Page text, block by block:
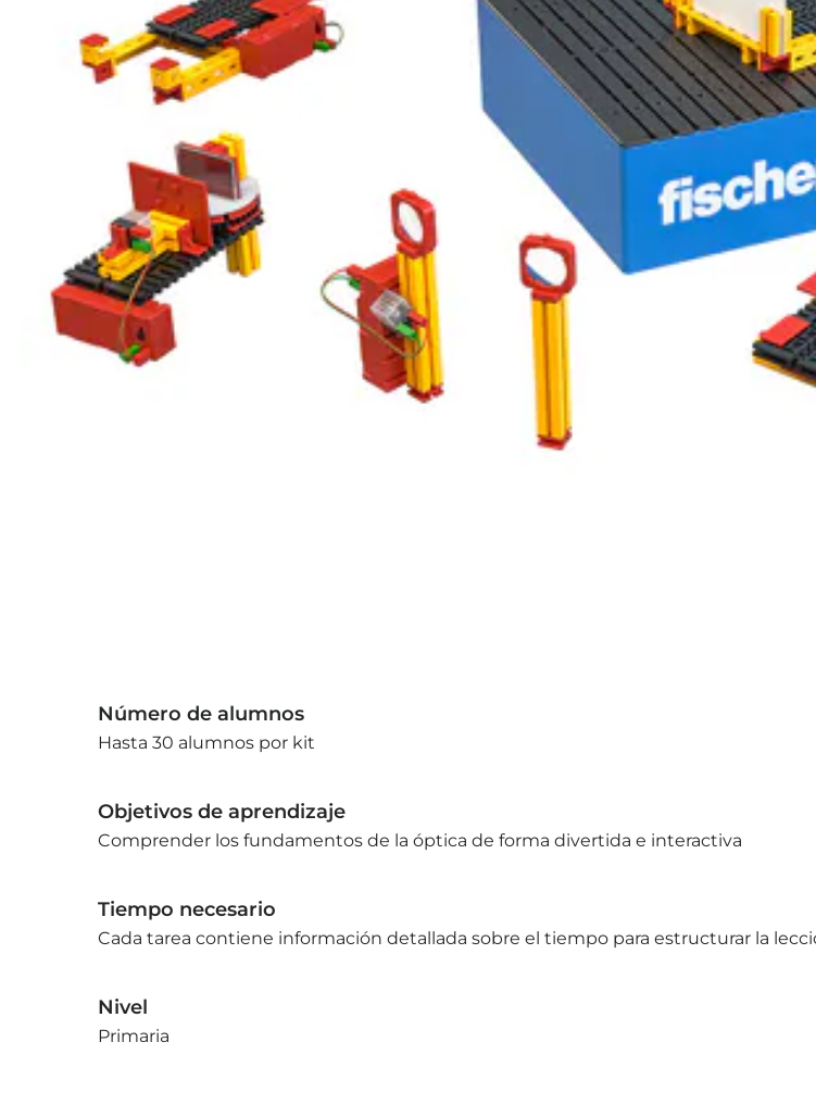
Número de alumnos
Hasta 30 alumnos por kit
Objetivos de aprendizaje
Comprender los fundamentos de la óptica de forma divertida e interactiva
Tiempo necesario
Cada tarea contiene información detallada sobre el tiempo para estructurar la
Nivel
Primaria